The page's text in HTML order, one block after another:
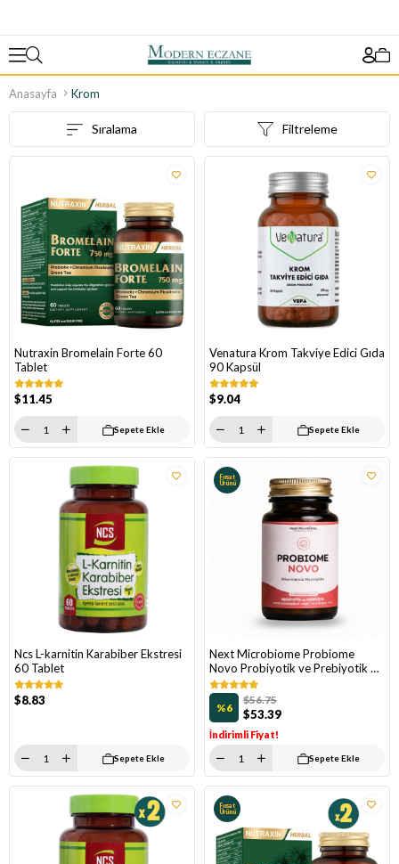
Anasayfa Krom
Filtreleme
Sıralama
Nutraxin Bromelain Forte 60
Tablet
$11.45
Sepete Ekle
Venatura Krom Takviye Edici Gıda
90 Kapsül
$9.04
Sepete Ekle
Ncs L-karnitin Karabiber Ekstresi
60 Tablet
$8.83
Sepete Ekle
Next Microbiome Probiome
Novo Probiyotik ve Prebiyotik 30
Çiğnenebilir Tablet
%6 $53.39
$56.75
İndirimli Fiyat!
Fırsat
Ürünü
Sepete Ekle
Fırsat
Ürünü